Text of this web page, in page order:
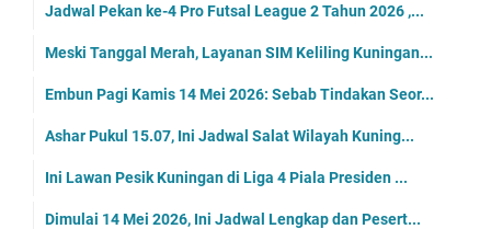
Jadwal Pekan ke-4 Pro Futsal League 2 Tahun 2026 ,...
Meski Tanggal Merah, Layanan SIM Keliling Kuningan...
Embun Pagi Kamis 14 Mei 2026: Sebab Tindakan Seor...
Ashar Pukul 15.07, Ini Jadwal Salat Wilayah Kuning...
Ini Lawan Pesik Kuningan di Liga 4 Piala Presiden ...
Dimulai 14 Mei 2026, Ini Jadwal Lengkap dan Pesert...